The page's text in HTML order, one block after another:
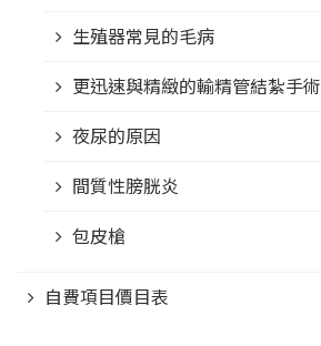
生殖器常見的毛病
更迅速與精緻的輸精管結紮手術
夜尿的原因
間質性膀胱炎
包皮槍
自費項目價目表